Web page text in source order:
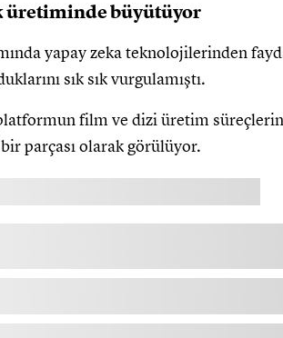
üretiminde büyütüyor
yapay zeka teknolojilerinden
sık sık vurgulamıştı.
film ve dizi üretim
parçası olarak görülüyor.